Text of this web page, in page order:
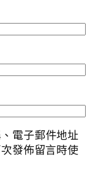
電子郵件地址
發佈留言時使